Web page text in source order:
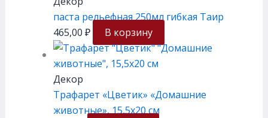
паста рельефная 250мл гибкая Таир
465,00 ₽ В корзину
Декор
Трафарет «Цветик» «Домашние
животные», 15,5х20 см